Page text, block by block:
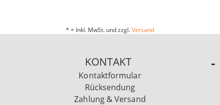
* = Inkl. MwSt. und zzgl.Versand
KONTAKT
Kontaktformular
Rücksendung
Zahlung & Versand